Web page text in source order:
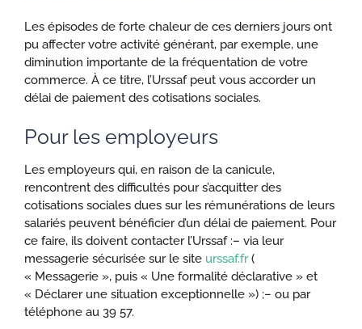
Les épisodes de forte chaleur de ces derniers jours ont
pu affecter votre activité générant, par exemple, une
diminution importante de la fréquentation de votre
commerce. À ce titre, l’Urssaf peut vous accorder un
délai de paiement des cotisations sociales.
Pour les employeurs
Les employeurs qui, en raison de la canicule,
rencontrent des difficultés pour s’acquitter des
cotisations sociales dues sur les rémunérations de leurs
salariés peuvent bénéficier d’un délai de paiement. Pour
ce faire, ils doivent contacter l’Urssaf :– via leur
messagerie sécurisée sur le site urssaf.fr(
« Messagerie », puis « Une formalité déclarative » et
« Déclarer une situation exceptionnelle ») ;– ou par
téléphone au 39 57.